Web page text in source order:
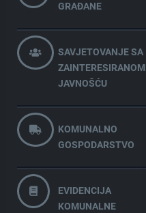
GRAĐANE
SAVJETOVANJE SA
ZAINTERESIRANOM
JAVNOŠĆU
KOMUNALNO
GOSPODARSTVO
EVIDENCIJA
KOMUNALNE